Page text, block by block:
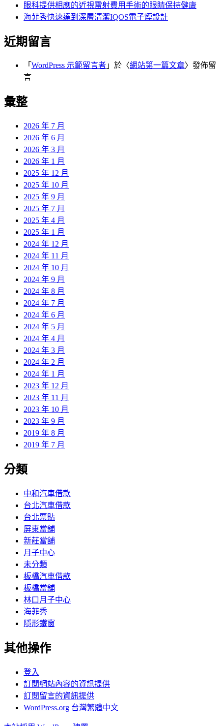
眼科提供相應的近視雷射費用手術的眼睛保持健康
海菲秀快速達到深層清潔IQOS電子煙設計
近期留言
「 WordPress 示範留言者 」於〈網站第一篇文章〉發佈留
言
彙整
2026 年 7 月
2026 年 6 月
2026 年 3 月
2026 年 1 月
2025 年 12 月
2025 年 10 月
2025 年 9 月
2025 年 7 月
2025 年 4 月
2025 年 1 月
2024 年 12 月
2024 年 11 月
2024 年 10 月
2024 年 9 月
2024 年 8 月
2024 年 7 月
2024 年 6 月
2024 年 5 月
2024 年 4 月
2024 年 3 月
2024 年 2 月
2024 年 1 月
2023 年 12 月
2023 年 11 月
2023 年 10 月
2023 年 9 月
2019 年 8 月
2019 年 7 月
分類
中和汽車借款
台北汽車借款
台北票貼
屏東當舖
新莊當舖
月子中心
未分類
板橋汽車借款
板橋當舖
林口月子中心
海菲秀
隱形鐵窗
其他操作
登入
訂閱網站內容的資訊提供
訂閱留言的資訊提供
WordPress.org 台灣繁體中文